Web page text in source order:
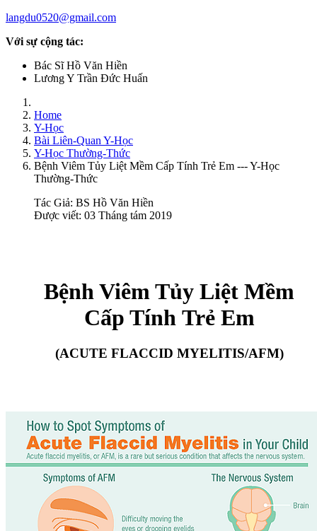
langdu0520@gmail.com
Với sự cộng tác:
Bác Sĩ Hồ Văn Hiền
Lương Y Trần Đức Huấn
Home
Y-Học
Bài Liên-Quan Y-Học
Y-Học Thường-Thức
Bệnh Viêm Tủy Liệt Mềm Cấp Tính Trẻ Em --- Y-Học
Thường-Thức
Tác Giả: BS Hồ Văn Hiền
Được viết: 03 Tháng tám 2019
Bệnh Viêm Tủy Liệt Mềm
Cấp Tính Trẻ Em
(ACUTE FLACCID MYELITIS/AFM)